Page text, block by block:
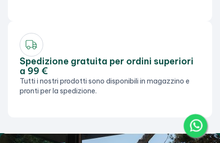
Spedizione gratuita per ordini superiori
a 99 €
Tutti i nostri prodotti sono disponibili in magazzino e
pronti per la spedizione.